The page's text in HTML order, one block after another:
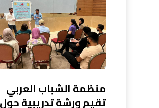
منظمة الشباب العربي
تقيم ورشة تدريبية حول